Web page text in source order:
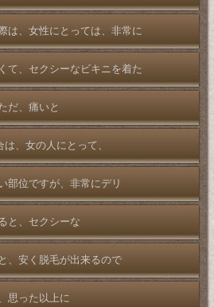
は、女性にとっては、非常に
て、セクシーなビキニを着た
だ、痛いと
、女の人にとって、
部位ですが、非常にデリ
と、セクシーな
、安く脱毛が出来るので
思った以上に